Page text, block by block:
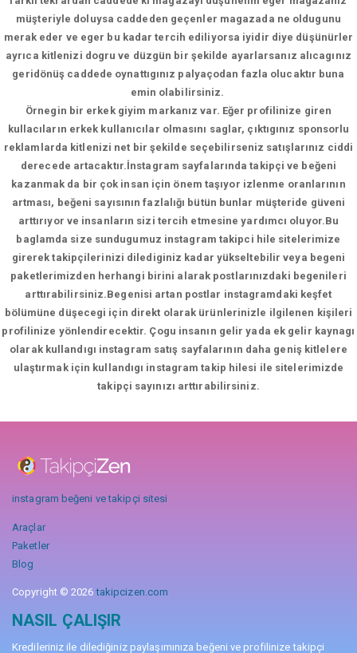
müşteriyle doluysa caddeden geçenler magazada ne oldugunu
merak eder ve eger bu kadar tercih ediliyorsa iyidir diye düşünürler
ayrıca kitlenizi dogru ve düzgün bir şekilde ayarlarsanız alıcagınız
geridönüş caddede oynattıgınız palyaçodan fazla olucaktır buna
emin olabilirsiniz.
Örnegin bir erkek giyim markanız var. Eğer profilinize giren
kullacıların erkek kullanıcılar olmasını saglar, çıktıgınız sponsorlu
reklamlarda kitlenizi net bir şekilde seçebilirseniz satışlarınız ciddi
derecede artacaktır.İnstagram sayfalarında takipçi ve beğeni
kazanmak da bir çok insan için önem taşıyor izlenme oranlarının
artması, beğeni sayısının fazlalığı bütün bunlar müşteride güveni
arttırıyor ve insanların sizi tercih etmesine yardımcı oluyor.Bu
baglamda size sundugumuz instagram takipci hile sitelerimize
girerek takipçilerinizi dilediginiz kadar yükseltebilir veya begeni
paketlerimizden herhangi birini alarak postlarınızdaki begenileri
arttırabilirsiniz.Begenisi artan postlar instagramdaki keşfet
bölümüne düşecegi için direkt olarak ürünlerinizle ilgilenen kişileri
profilinize yönlendirecektir. Çogu insanın gelir yada ek gelir kaynagı
olarak kullandıgı instagram satış sayfalarının daha geniş kitlelere
ulaştırmak için kullandıgı instagram takip hilesi ile sitelerimizde
takipçi sayınızı arttırabilirsiniz.
instagram beğeni ve takipçi sitesi
Araçlar
Paketler
Blog
Copyright © 2026takipcizen.com
NASIL ÇALIŞIR
Kredileriniz ile dilediğiniz paylaşımınıza beğeni ve profilinize takipçi